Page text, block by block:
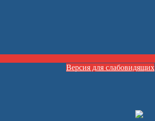
Версия для слабовидящих